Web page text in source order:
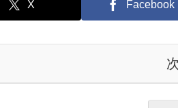
X Facebook